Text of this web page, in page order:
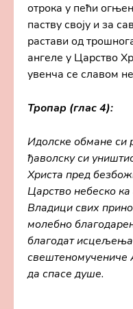
отрока у пећи
паству своју и за
растави од
ангеле у Царство
увенча се славом
Тропар (глас 4):
Идолске обмане си
ђаволску си
Христа пред
Царство небеско
Владици свих
молебно
благодат исцељења
свештеномучениче
да спасе душе.